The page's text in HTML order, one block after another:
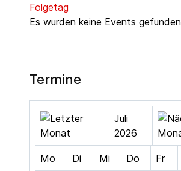
Folgetag
Es wurden keine Events gefunden
Termine
Juli
2026
Mo Di Mi Do Fr